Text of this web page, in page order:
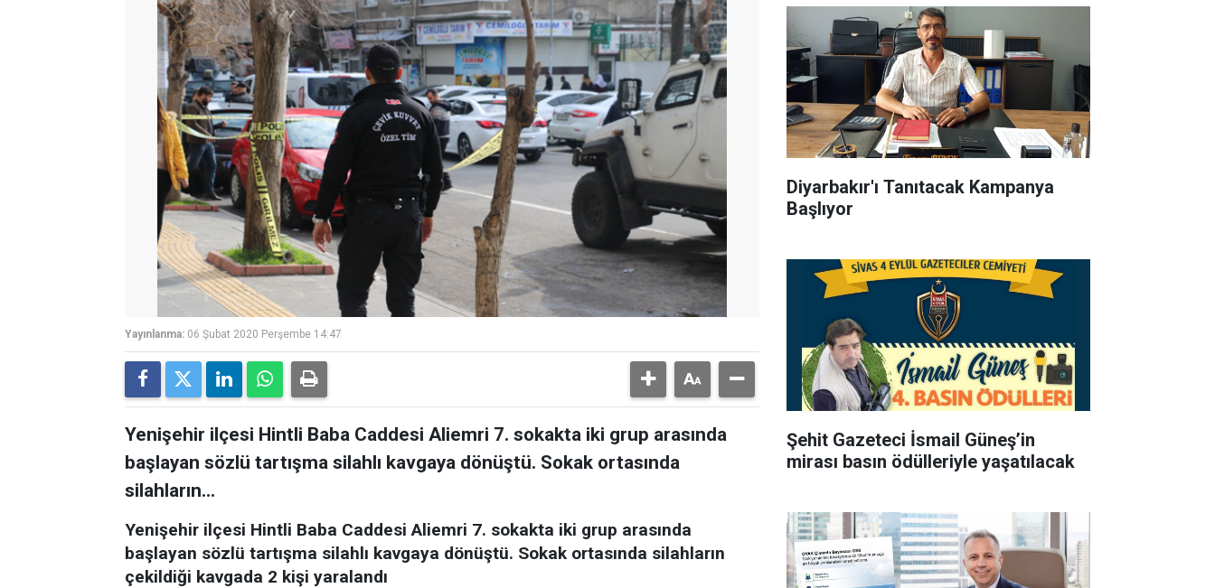
Yayınlanma: 06 Şubat 2020 Perşembe 14:47
Yenişehir ilçesi Hintli Baba Caddesi Aliemri 7. sokakta iki grup arasında
başlayan sözlü tartışma silahlı kavgaya dönüştü. Sokak ortasında
silahların...
Yenişehir ilçesi Hintli Baba Caddesi Aliemri 7. sokakta iki grup arasında
başlayan sözlü tartışma silahlı kavgaya dönüştü. Sokak ortasında silahların
çekildiği kavgada 2 kişi yaralandı
Diyarbakır'ı Tanıtacak Kampanya
Başlıyor
Şehit Gazeteci İsmail Güneş’in
mirası basın ödülleriyle yaşatılacak